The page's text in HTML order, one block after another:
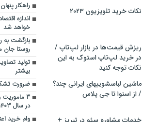
نکات خرید تلویزیون ۲۰۲۳
ریزش قیمت‌ها در بازار لپ‌تاپ /
در خرید لپ‌تاپ استوک به این
نکات توجه کنید
ماشین لباسشویی‎های ایرانی چند؟
/ از اسنوا تا جی پلاس
راهکار
خواهد شد
بازگشت به
روستا جان
بیشتر
ضرورت
۳
در سال ۱۴۰۳
وام خرید